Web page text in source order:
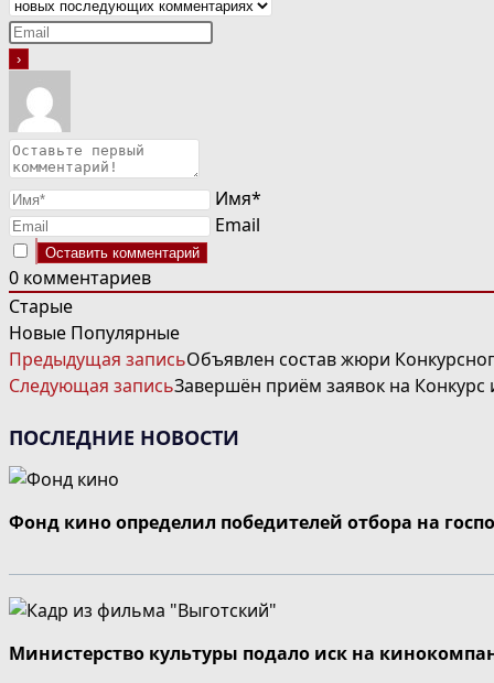
Имя*
Email
0 комментариев
Старые
Новые Популярные
ЧИТАТЬ
ДАЛЕЕ
СТАТЬИ
Предыдущая записьОбъявлен состав жюри
Следующая записьЗавершён приём заявок на
ПОСЛЕДНИЕ НОВОСТИ
Фонд кино определил победителей отбора на
Министерство культуры подало иск на